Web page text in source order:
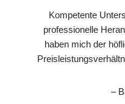
Kompetente
professionelle
haben mich der
–